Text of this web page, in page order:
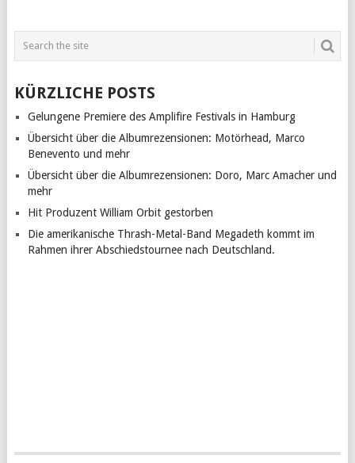
KÜRZLICHE POSTS
Gelungene Premiere des Amplifire Festivals in Hamburg
Übersicht über die Albumrezensionen: Motörhead, Marco
Benevento und mehr
Übersicht über die Albumrezensionen: Doro, Marc Amacher und
mehr
Hit Produzent William Orbit gestorben
Die amerikanische Thrash-Metal-Band Megadeth kommt im
Rahmen ihrer Abschiedstournee nach Deutschland.